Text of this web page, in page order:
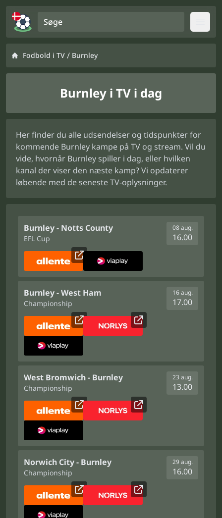
Fodbold i TV / Burnley
Burnley i TV i dag
Her finder du alle udsendelser og tidspunkter for
kommende Burnley kampe på TV og stream. Vil du
vide, hvornår Burnley spiller i dag, eller hvilken
kanal der viser den næste kamp? Vi opdaterer
løbende med de seneste TV-oplysninger.
Burnley - Notts County
EFL Cup
08 aug.
16.00
Burnley - West Ham
Championship
16 aug.
17.00
West Bromwich - Burnley
Championship
23 aug.
13.00
Norwich City - Burnley
Championship
29 aug.
16.00